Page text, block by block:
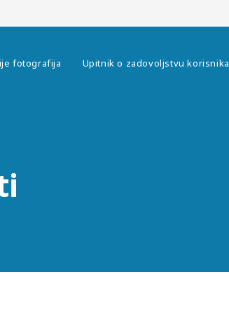
fotografija Upitnik o zadovoljstvu korisnika